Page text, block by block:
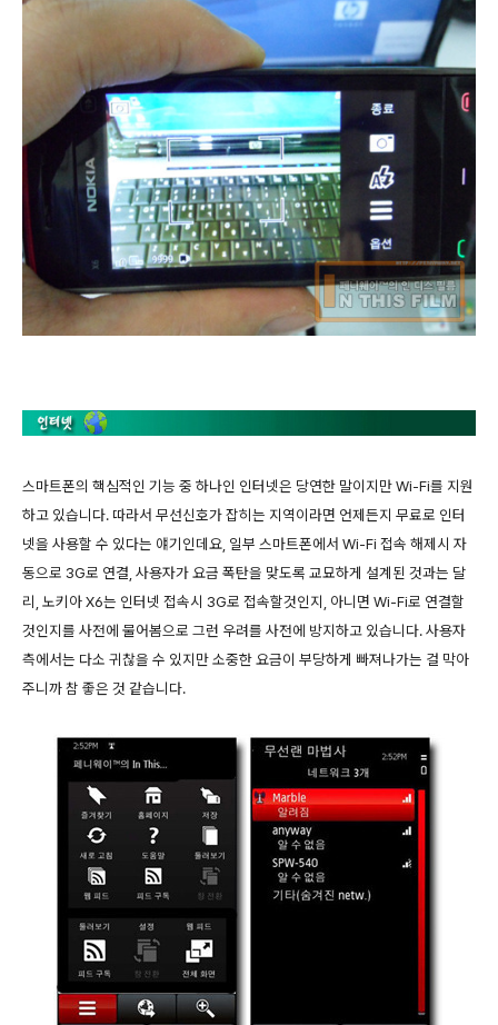
스마트폰의 핵심적인 기능 중 하나인 인터넷은 당연한 말이지만 Wi-Fi를 지원
하고 있습니다. 따라서 무선신호가 잡히는 지역이라면 언제든지 무료로 인터
넷을 사용할 수 있다는 얘기인데요, 일부 스마트폰에서 Wi-Fi 접속 해제시 자
동으로 3G로 연결, 사용자가 요금 폭탄을 맞도록 교묘하게 설계된 것과는 달
리, 노키아 X6는 인터넷 접속시 3G로 접속할것인지, 아니면 Wi-Fi로 연결할
것인지를 사전에 물어봄으로 그런 우려를 사전에 방지하고 있습니다. 사용자
측에서는 다소 귀찮을 수 있지만 소중한 요금이 부당하게 빠져나가는 걸 막아
주니까 참 좋은 것 같습니다.